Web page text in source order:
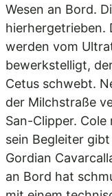
Wesen an Bord.
hierhergetrieben.
werden vom
bewerkstelligt,
Cetus schwebt.
der Milchstraße
San-Clipper.
sein Begleiter
Gordian
an Bord hat